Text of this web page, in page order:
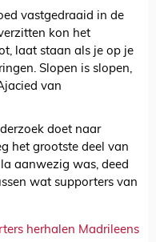
vastgedraaid in de
kon het
laat staan als je op je
Slopen is slopen,
van
doet naar
het grootste deel van
aanwezig was, deed
wat supporters van
herhalen Madrileens